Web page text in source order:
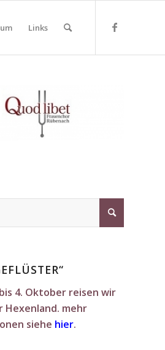
Links
4. Oktober reisen wir
Hexenland. mehr
siehe hier.